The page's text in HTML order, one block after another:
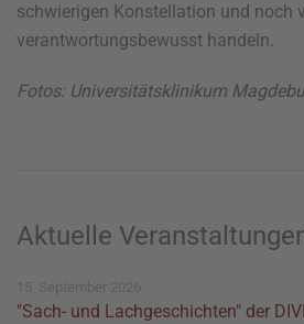
schwierigen Konstellation und noch
verantwortungsbewusst handeln.
Fotos: Universitätsklinikum
Aktuelle
"Sach- und Lachgeschichten" der